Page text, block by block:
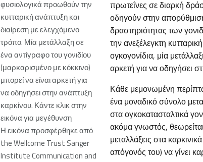
φυσιολογικά προωθούν την
κυτταρική ανάπτυξη και
διαίρεση με ελεγχόμενο
τρόπο. Μία μετάλλαξη σε
ένα αντίγραφο του γονιδίου
(μαρκαρισμένο με κόκκινο)
μπορεί να είναι αρκετή για
να οδηγήσει στην ανάπτυξη
καρκίνου. Κάντε κλικ στην
εικόνα για μεγέθυνση
Η εικόνα προσφέρθηκε από
the Wellcome Trust Sanger
Institute Communication and
πρωτεΐνες σε διαρκή
οδηγούν στην
δραστηριότητας των
την ανεξέλεγκτη
ογκογονίδια, μία
αρκετή για να οδηγήσει
Κάθε μεμονωμένη
ένα μοναδικό σύνολο
στα ογκοκατασταλτικά
ακόμα γνωστός,
μεταλλάξεις στα
απόγονός του) να γίνει